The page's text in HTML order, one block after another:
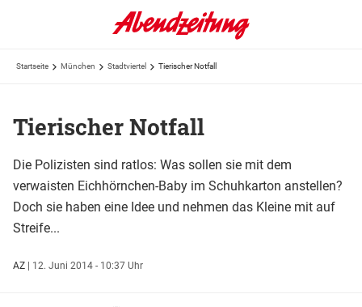
Startseite München Stadtviertel Tierischer Notfall
Tierischer Notfall
Die Polizisten sind ratlos: Was sollen sie mit dem
verwaisten Eichhörnchen-Baby im Schuhkarton anstellen?
Doch sie haben eine Idee und nehmen das Kleine mit auf
Streife...
AZ | 12. Juni 2014 - 10:37 Uhr